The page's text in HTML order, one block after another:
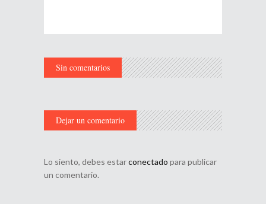
Sin comentarios
Dejar un comentario
Lo siento, debes estarconectado para publicar
un comentario.